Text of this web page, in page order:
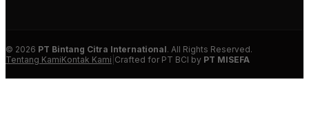
© 2026 PT Bintang Citra International. All Rights Reserved.
Tentang KamiKontak Kami Crafted for PT BCI by PT MISEFA